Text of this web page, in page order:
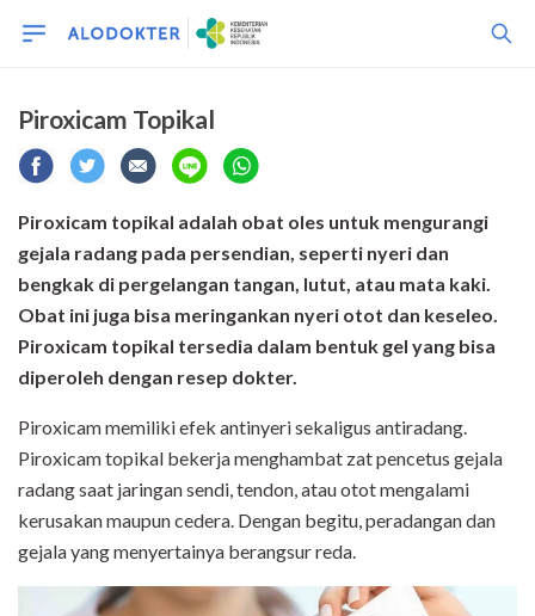
Piroxicam Topikal
Piroxicam topikal adalah obat oles untuk mengurangi
gejala radang pada persendian, seperti nyeri dan
bengkak di pergelangan tangan, lutut, atau mata kaki.
Obat ini juga bisa meringankan nyeri otot dan keseleo.
Piroxicam topikal tersedia dalam bentuk gel yang bisa
diperoleh dengan resep dokter.
Piroxicam memiliki efek antinyeri sekaligus antiradang.
Piroxicam topikal bekerja menghambat zat pencetus gejala
radang saat jaringan sendi, tendon, atau otot mengalami
kerusakan maupun cedera. Dengan begitu, peradangan dan
gejala yang menyertainya berangsur reda.